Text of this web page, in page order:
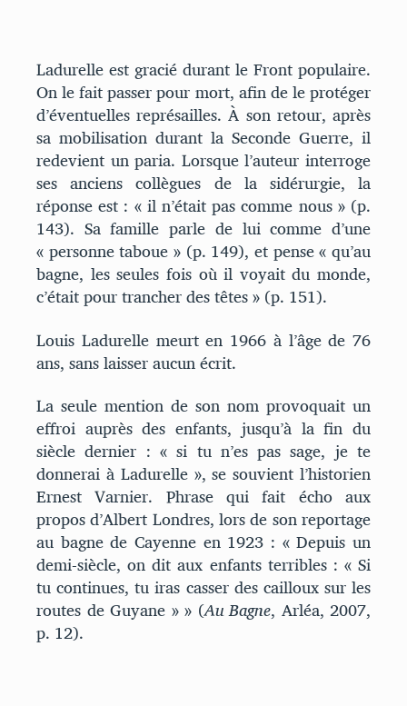
Ladurelle est gracié durant le Front populaire.
On le fait passer pour mort, afin de le protéger
d’éventuelles représailles. À son retour, après
sa mobilisation durant la Seconde Guerre, il
redevient un paria. Lorsque l’auteur interroge
ses anciens collègues de la sidérurgie, la
réponse est : « il n’était pas comme nous » (p.
143). Sa famille parle de lui comme d’une
« personne taboue » (p. 149), et pense « qu’au
bagne, les seules fois où il voyait du monde,
c’était pour trancher des têtes » (p. 151).
Louis Ladurelle meurt en 1966 à l’âge de 76
ans, sans laisser aucun écrit.
La seule mention de son nom provoquait un
effroi auprès des enfants, jusqu’à la fin du
siècle dernier : « si tu n’es pas sage, je te
donnerai à Ladurelle », se souvient l’historien
Ernest Varnier. Phrase qui fait écho aux
propos d’Albert Londres, lors de son reportage
au bagne de Cayenne en 1923 : « Depuis un
demi-siècle, on dit aux enfants terribles : « Si
tu continues, tu iras casser des cailloux sur les
routes de Guyane » » (Au Bagne, Arléa, 2007,
p. 12).